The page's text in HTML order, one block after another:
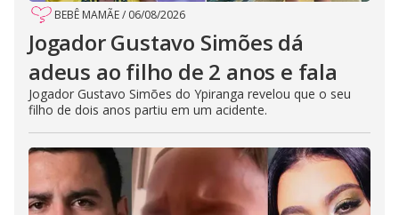
BEBÊ MAMÃE/ 06/08/2026
Jogador Gustavo Simões dá
adeus ao filho de 2 anos e fala
Jogador Gustavo Simões do Ypiranga revelou que o seu
filho de dois anos partiu em um acidente.